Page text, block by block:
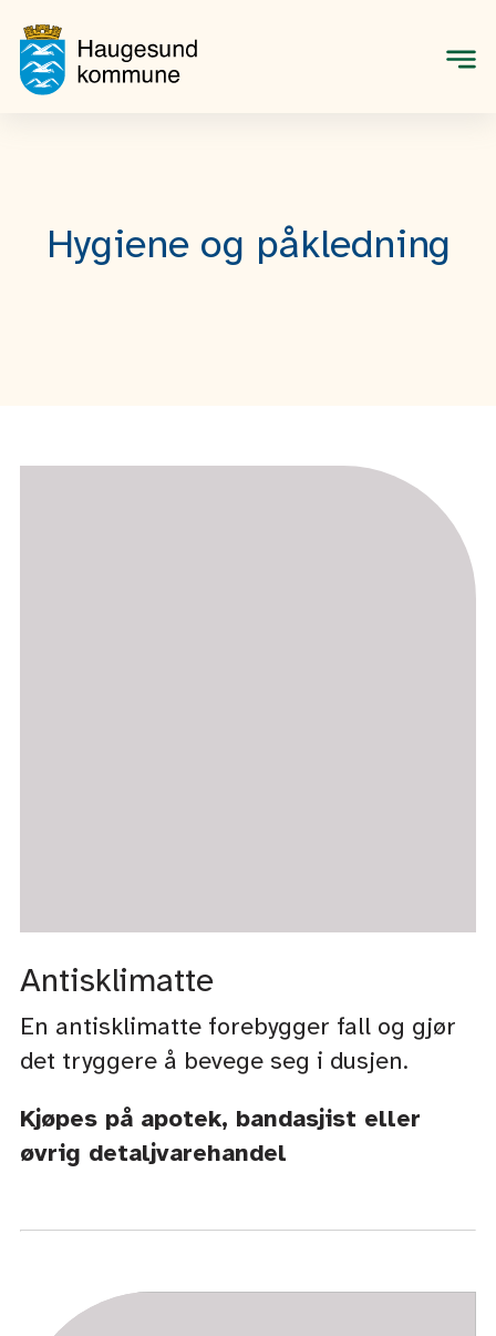
Hygiene og påkledning
Antisklimatte
En antisklimatte forebygger fall og gjør
det tryggere å bevege seg i dusjen.
Kjøpes på apotek, bandasjist eller
øvrig detaljvarehandel